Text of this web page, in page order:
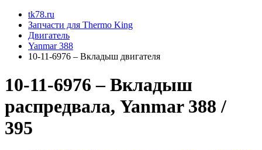
tk78.ru
Запчасти для Thermo King
Двигатель
Yanmar 388
10-11-6976 – Вкладыш двигателя
10-11-6976 – Вкладыш
распредвала, Yanmar 388 /
395